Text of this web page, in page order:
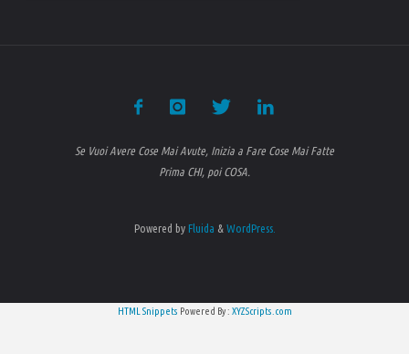
Se Vuoi Avere Cose Mai Avute, Inizia a Fare Cose Mai Fatte
Prima CHI, poi COSA.
Powered byFluida & WordPress.
HTML Snippets Powered By : XYZScripts.com